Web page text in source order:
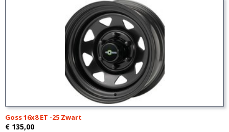
Goss 16x8 ET -25 Zwart
€ 135,00